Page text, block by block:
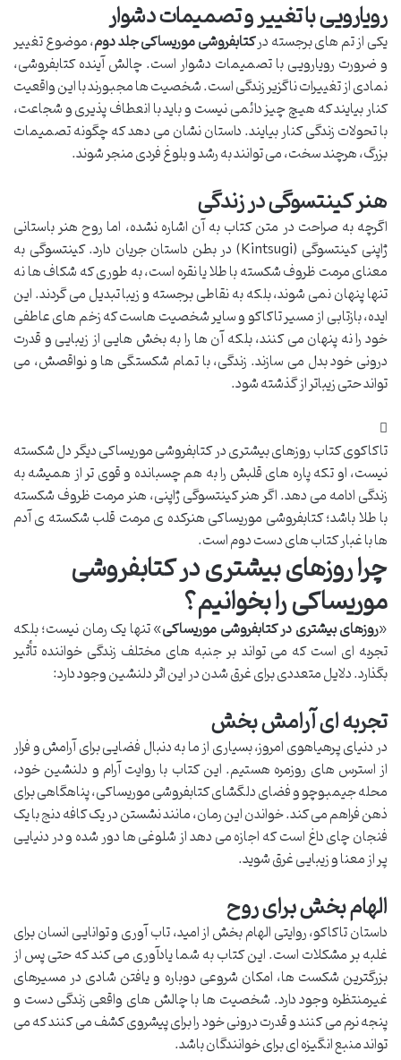
رویارویی با تغییر و تصمیمات دشوار
یکی از تم های برجسته درکتابفروشی موریساکی جلد دوم، موضوع تغییر
و ضرورت رویارویی با تصمیمات دشوار است. چالش آینده کتابفروشی،
نمادی از تغییرات ناگزیر زندگی است. شخصیت ها مجبورند با این واقعیت
کنار بیایند که هیچ چیز دائمی نیست و باید با انعطاف پذیری و شجاعت،
با تحولات زندگی کنار بیایند. داستان نشان می دهد که چگونه تصمیمات
بزرگ، هرچند سخت، می توانند به رشد و بلوغ فردی منجر شوند.
هنر کینتسوگی در زندگی
اگرچه به صراحت در متن کتاب به آن اشاره نشده، اما روح هنر باستانی
ژاپنی کینتسوگی (Kintsugi) در بطن داستان جریان دارد. کینتسوگی به
معنای مرمت ظروف شکسته با طلا یا نقره است، به طوری که شکاف ها نه
تنها پنهان نمی شوند، بلکه به نقاطی برجسته و زیبا تبدیل می گردند. این
ایده، بازتابی از مسیر تاکاکو و سایر شخصیت هاست که زخم های عاطفی
خود را نه پنهان می کنند، بلکه آن ها را به بخش هایی از زیبایی و قدرت
درونی خود بدل می سازند. زندگی، با تمام شکستگی ها و نواقصش، می
تواند حتی زیباتر از گذشته شود.
تاکاکوی کتاب روزهای بیشتری در کتابفروشی موریساکی دیگر دل شکسته
نیست، او تکه پاره های قلبش را به هم چسبانده و قوی تر از همیشه به
زندگی ادامه می دهد. اگر هنر کینتسوگی ژاپنی، هنر مرمت ظروف شکسته
با طلا باشد؛ کتابفروشی موریساکی هنرکده ی مرمت قلب شکسته ی آدم
ها با غبار کتاب های دست دوم است.
چرا روزهای بیشتری در کتابفروشی
موریساکی را بخوانیم؟
«روزهای بیشتری در کتابفروشی موریساکی» تنها یک رمان نیست؛ بلکه
تجربه ای است که می تواند بر جنبه های مختلف زندگی خواننده تأثیر
بگذارد. دلایل متعددی برای غرق شدن در این اثر دلنشین وجود دارد:
تجربه ای آرامش بخش
در دنیای پرهیاهوی امروز، بسیاری از ما به دنبال فضایی برای آرامش و فرار
از استرس های روزمره هستیم. این کتاب با روایت آرام و دلنشین خود،
محله جیمبوچو و فضای دلگشای کتابفروشی موریساکی، پناهگاهی برای
ذهن فراهم می کند. خواندن این رمان، مانند نشستن در یک کافه دنج با یک
فنجان چای داغ است که اجازه می دهد از شلوغی ها دور شده و در دنیایی
پر از معنا و زیبایی غرق شوید.
الهام بخش برای روح
داستان تاکاکو، روایتی الهام بخش از امید، تاب آوری و توانایی انسان برای
غلبه بر مشکلات است. این کتاب به شما یادآوری می کند که حتی پس از
بزرگترین شکست ها، امکان شروعی دوباره و یافتن شادی در مسیرهای
غیرمنتظره وجود دارد. شخصیت ها با چالش های واقعی زندگی دست و
پنجه نرم می کنند و قدرت درونی خود را برای پیشروی کشف می کنند که می
تواند منبع انگیزه ای برای خوانندگان باشد.